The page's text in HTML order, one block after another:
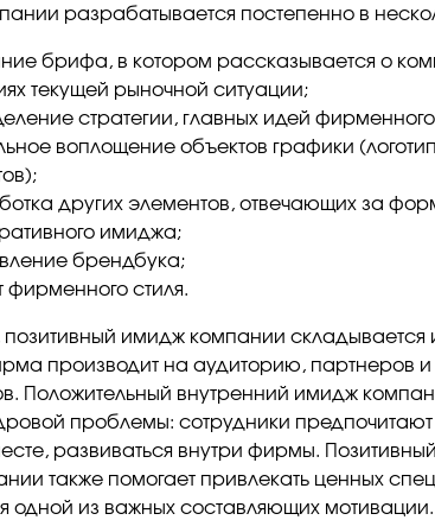
разрабатывается постепенно в
брифа, в котором рассказывается о
текущей рыночной ситуации;
стратегии, главных идей фирменного
воплощение объектов графики
других элементов, отвечающих за
имиджа;
брендбука;
фирменного стиля.
позитивный имидж компании складывается
производит на аудиторию, партнеров и
Положительный внутренний имидж
проблемы: сотрудники предпочитают
развиваться внутри фирмы.
также помогает привлекать ценных
одной из важных составляющих мотивации.